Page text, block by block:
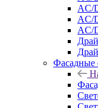
AC/
AC/
AC/
Фасадные